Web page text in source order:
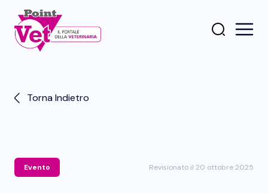
Torna Indietro
Evento Revisionato il 20 ottobre 2025